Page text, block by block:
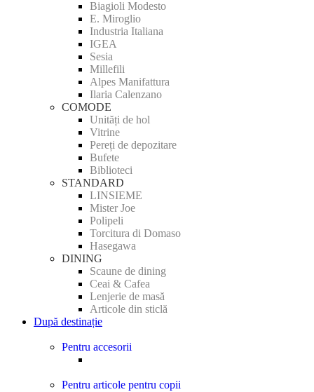
Biagioli Modesto
E. Miroglio
Industria Italiana
IGEA
Sesia
Millefili
Alpes Manifattura
Ilaria Calenzano
COMODE
Unități de hol
Vitrine
Pereți de depozitare
Bufete
Biblioteci
STANDARD
LINSIEME
Mister Joe
Polipeli
Torcitura di Domaso
Hasegawa
DINING
Scaune de dining
Ceai & Cafea
Lenjerie de masă
Articole din sticlă
După destinație
Pentru accesorii
Pentru articole pentru copii